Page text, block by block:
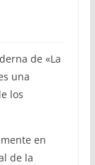
de «La
una
los
en
de la